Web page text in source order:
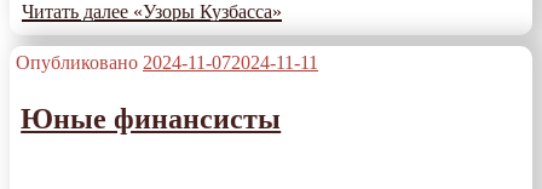
Читать далее «Узоры Кузбасса»
Опубликовано 2024-11-072024-11-11
Юные финансисты